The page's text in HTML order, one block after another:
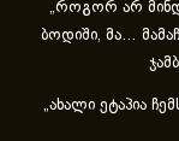
„როგორ არ
ბოდიში, მა…
„ახა­ლი ეტა­პია